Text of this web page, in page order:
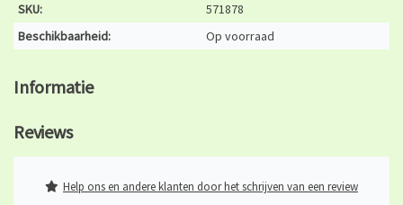
SKU:
571878
Beschikbaarheid:
Op voorraad
Informatie
Reviews
Help ons en andere klanten door het schrijven van een review